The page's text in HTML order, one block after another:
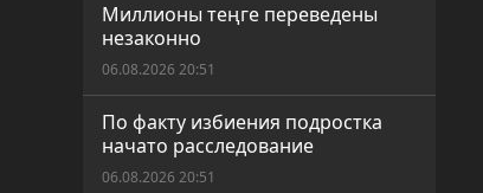
Миллионы теңге переведены
незаконно
06.08.2026 20:51
По факту избиения подростка
начато расследование
06.08.2026 20:51